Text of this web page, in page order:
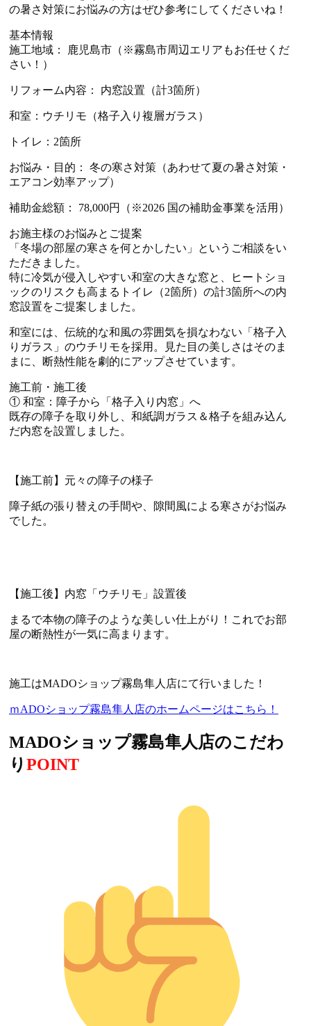
の暑さ対策にお悩みの方はぜひ参考にしてくださいね！
基本情報
施工地域： 鹿児島市（※霧島市周辺エリアもお任せくだ
さい！）
リフォーム内容： 内窓設置（計3箇所）
和室：ウチリモ（格子入り複層ガラス）
トイレ：2箇所
お悩み・目的： 冬の寒さ対策（あわせて夏の暑さ対策・
エアコン効率アップ）
補助金総額： 78,000円（※2026 国の補助金事業を活用）
お施主様のお悩みとご提案
「冬場の部屋の寒さを何とかしたい」というご相談をい
ただきました。
特に冷気が侵入しやすい和室の大きな窓と、ヒートショ
ックのリスクも高まるトイレ（2箇所）の計3箇所への内
窓設置をご提案しました。
和室には、伝統的な和風の雰囲気を損なわない「格子入
りガラス」のウチリモを採用。見た目の美しさはそのま
まに、断熱性能を劇的にアップさせています。
施工前・施工後
① 和室：障子から「格子入り内窓」へ
既存の障子を取り外し、和紙調ガラス＆格子を組み込ん
だ内窓を設置しました。
【施工前】元々の障子の様子
障子紙の張り替えの手間や、隙間風による寒さがお悩み
でした。
【施工後】内窓「ウチリモ」設置後
まるで本物の障子のような美しい仕上がり！これでお部
屋の断熱性が一気に高まります。
施工はMADOショップ霧島隼人店にて行いました！
ｍADOショップ霧島隼人店のホームページはこちら！
MADOショップ霧島隼人店のこだわ
り POINT